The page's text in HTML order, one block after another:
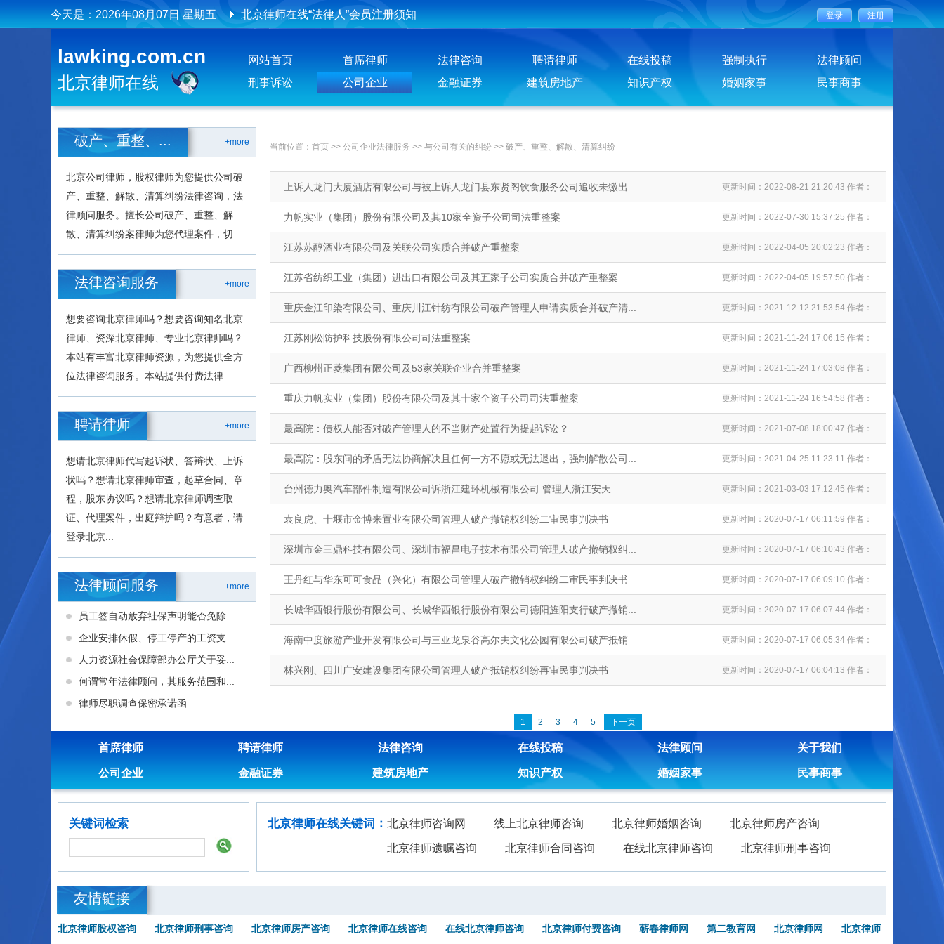
今天是： 2026年08月07日 星期五 北京律师在线“法律人”会员注册须知
北京律师在线聘请律师须知
lawking.com.cn
北京律师在线
网站首页 首席律师 法律咨询 聘请律师 在线投稿 强制执行
法律顾问
刑事诉讼
公司企业 金融证券 建筑房地产 知识产权 婚姻家事 民事商事
+more
破产、重整、...
北京公司律师，股权律师为您提供公司破
产、重整、解散、清算纠纷法律咨询，法
律顾问服务。擅长公司破产、重整、解
散、清算纠纷案律师为您代理案件，切...
+more
法律咨询服务
想要咨询北京律师吗？想要咨询知名北京
律师、资深北京律师、专业北京律师吗？
本站有丰富北京律师资源，为您提供全方
位法律咨询服务。本站提供付费法律...
+more
聘请律师
想请北京律师代写起诉状、答辩状、上诉
状吗？想请北京律师审查，起草合同、章
程，股东协议吗？想请北京律师调查取
证、代理案件，出庭辩护吗？有意者，请
登录北京...
+more
法律顾问服务
员工签自动放弃社保声明能否免除...
企业安排休假、停工停产的工资支...
人力资源社会保障部办公厅关于妥...
何谓常年法律顾问，其服务范围和...
律师尽职调查保密承诺函
当前位置： 首页 >> 公司企业法律服务 >> 与公司有关的纠纷 >> 破产、重整、解散、清算纠纷
上诉人龙门大厦酒店有限公司与被上诉人龙门县东贤阁饮食服务公司追收未缴出... 更新时间：2022-08-21 21:20:43 作者：
力帆实业（集团）股份有限公司及其10家全资子公司司法重整案 更新时间：2022-07-30 15:37:25 作者：
江苏苏醇酒业有限公司及关联公司实质合并破产重整案 更新时间：2022-04-05 20:02:23 作者：
江苏省纺织工业（集团）进出口有限公司及其五家子公司实质合并破产重整案 更新时间：2022-04-05 19:57:50 作者：
重庆金江印染有限公司、重庆川江针纺有限公司破产管理人申请实质合并破产清... 更新时间：2021-12-12 21:53:54 作者：
江苏刚松防护科技股份有限公司司法重整案 更新时间：2021-11-24 17:06:15 作者：
广西柳州正菱集团有限公司及53家关联企业合并重整案 更新时间：2021-11-24 17:03:08 作者：
重庆力帆实业（集团）股份有限公司及其十家全资子公司司法重整案 更新时间：2021-11-24 16:54:58 作者：
最高院：债权人能否对破产管理人的不当财产处置行为提起诉讼？ 更新时间：2021-07-08 18:00:47 作者：
最高院：股东间的矛盾无法协商解决且任何一方不愿或无法退出，强制解散公司... 更新时间：2021-04-25 11:23:11 作者：
台州德力奥汽车部件制造有限公司诉浙江建环机械有限公司 管理人浙江安天... 更新时间：2021-03-03 17:12:45 作者：
袁良虎、十堰市金博来置业有限公司管理人破产撤销权纠纷二审民事判决书 更新时间：2020-07-17 06:11:59 作者：
深圳市金三鼎科技有限公司、深圳市福昌电子技术有限公司管理人破产撤销权纠... 更新时间：2020-07-17 06:10:43 作者：
王丹红与华东可可食品（兴化）有限公司管理人破产撤销权纠纷二审民事判决书 更新时间：2020-07-17 06:09:10 作者：
长城华西银行股份有限公司、长城华西银行股份有限公司德阳旌阳支行破产撤销... 更新时间：2020-07-17 06:07:44 作者：
海南中度旅游产业开发有限公司与三亚龙泉谷高尔夫文化公园有限公司破产抵销... 更新时间：2020-07-17 06:05:34 作者：
林兴刚、四川广安建设集团有限公司管理人破产抵销权纠纷再审民事判决书 更新时间：2020-07-17 06:04:13 作者：
1 2 3 4 5 下一页
首席律师 聘请律师 法律咨询 在线投稿 法律顾问 关于我们
公司企业 金融证券 建筑房地产 知识产权 婚姻家事 民事商事
关键词检索 北京律师在线关键词： 北京律师咨询网 线上北京律师咨询 北京律师婚姻咨询 北京律师房产咨询
北京律师遗嘱咨询 北京律师合同咨询 在线北京律师咨询 北京律师刑事咨询
友情链接
北京律师股权咨询 北京律师刑事咨询 北京律师房产咨询 北京律师在线咨询 在线北京律师咨询 北京律师付费咨询 蕲春律师网 第二教育网 北京律师网 北京律师